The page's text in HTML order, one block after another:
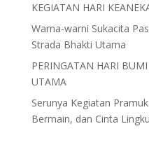
KEGIATAN HARI
Warna-warni Sukacita
Strada Bhakti Utama
PERINGATAN HARI
UTAMA
Serunya Kegiatan
Bermain, dan Cinta